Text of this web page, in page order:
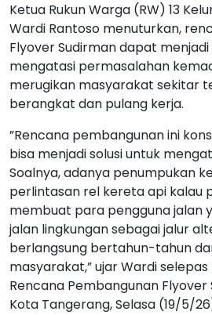
Ketua Rukun Warga (RW) 13
Wardi Rantoso menuturkan,
Flyover Sudirman dapat
mengatasi permasalahan
merugikan masyarakat sekitar
berangkat dan pulang kerja.
”Rencana pembangunan ini
bisa menjadi solusi untuk
Soalnya, adanya penumpukan
perlintasan rel kereta api kalau
membuat para pengguna jalan
jalan lingkungan sebagai jalur
berlangsung bertahun-tahun
masyarakat,” ujar Wardi
Rencana Pembangunan Flyover
Kota Tangerang, Selasa (19/5/